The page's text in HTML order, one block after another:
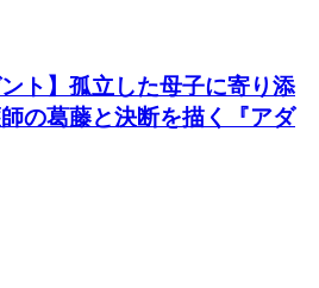
ント】孤立した母子に寄り添
の葛藤と決断を描く『アダ